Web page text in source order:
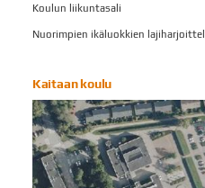
Koulun liikuntasali
Nuorimpien ikäluokkien
Kaitaan koulu